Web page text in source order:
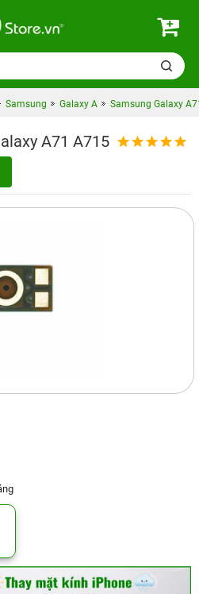
Samsung Galaxy A Samsung Galaxy
A71 A715